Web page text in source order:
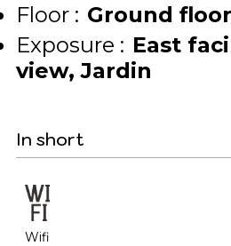
Floor : Ground floor
Exposure : East
view Jardin
In short
Wifi